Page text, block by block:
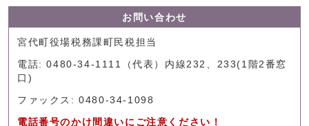
お問い合わせ
宮代町役場税務課町民税担当
電話: 0480-34-1111（代表）内線232、233(1階2番窓
口)
ファックス: 0480-34-1098
電話番号のかけ間違いにご注意ください！